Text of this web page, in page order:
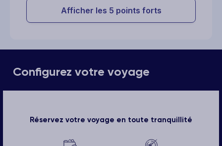
Afficher les 5 points forts
Configurez votre voyage
Réservez votre voyage en toute tranquillité